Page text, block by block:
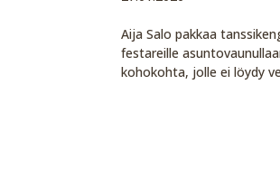
Aija Salo pakkaa
festareille
kohokohta, jolle ei löydy